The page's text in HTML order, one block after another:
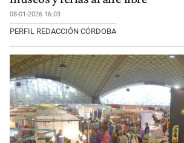
08-01-2026 16:03
PERFIL REDACCIÓN CÓRDOBA